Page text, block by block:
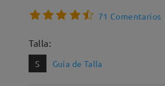
71 Comentarios
Talla:
S Guía de Talla